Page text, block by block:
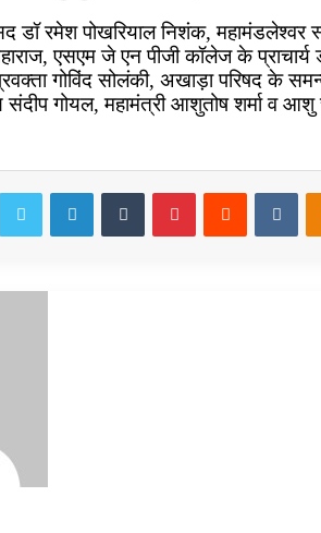
डॉ रमेश पोखरियाल निशंक, महामंडलेश्वर
एसएम जे एन पीजी कॉलेज के
गोविंद सोलंकी, अखाड़ा परिषद के
संदीप गोयल, महामंत्री आशुतोष शर्मा व आशु
Twitter LinkedInTumblr PinterestReddit